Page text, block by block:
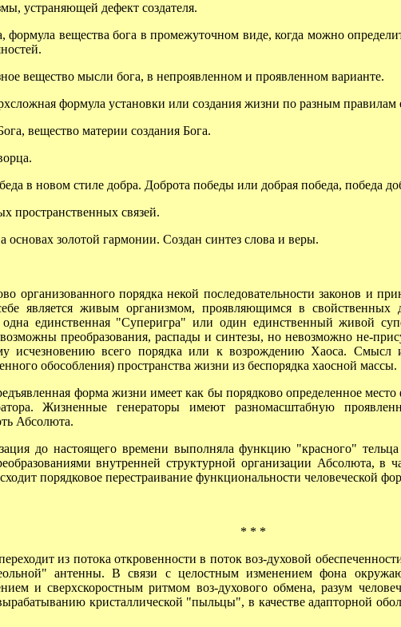
устраняющей дефект создателя.
вещества бога в промежуточном виде, когда можно
вещество мысли бога, в непроявленном и проявленном варианте.
формула установки или создания жизни по разным правилам
вещество материи создания Бога.
в новом стиле добра. Доброта победы или добрая победа, победа
пространственных связей.
золотой гармонии. Создан синтез слова и веры.
организованного порядка некой последовательности законов и
является живым организмом, проявляющимся в свойственных
одна единственная "Суперигра" или один единственный живой
преобразования, распады и синтезы, но невозможно не-
исчезновению всего порядка или к возрождению Хаоса. Смысл
обособления) пространства жизни из беспорядка хаосной массы.
форма жизни имеет как бы порядково определенное
Жизненные генераторы имеют разномасштабную
Абсолюта.
до настоящего времени выполняла функцию "красного"
внутренней структурной организации Абсолюта, в
порядковое перестраивание функциональности человеческой
* * *
из потока откровенности в поток воз-духовой
антенны. В связи с целостным изменением фона
и сверхскоростным ритмом воз-духового обмена, разум
кристаллической "пыльцы", в качестве адапторной